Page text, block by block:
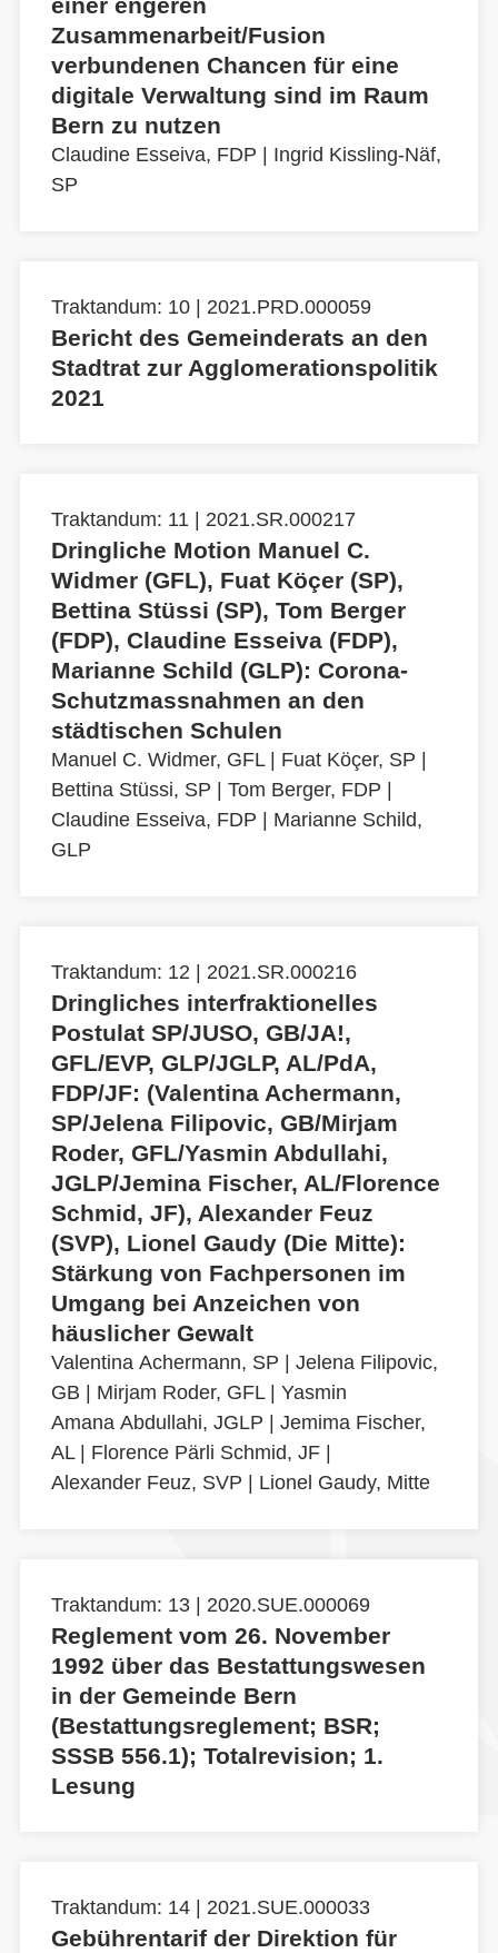
einer engeren
Zusammenarbeit/Fusion
verbundenen Chancen für eine
digitale Verwaltung sind im Raum
Bern zu nutzen
Claudine Esseiva, FDP
Ingrid Kissling-Näf,
SP
Traktandum: 10 | 2021.PRD.000059
Bericht des Gemeinderats an den
Stadtrat zur Agglomerationspolitik
2021
Traktandum: 11 | 2021.SR.000217
Dringliche Motion Manuel C.
Widmer (GFL), Fuat Köçer (SP),
Bettina Stüssi (SP), Tom Berger
(FDP), Claudine Esseiva (FDP),
Marianne Schild (GLP): Corona-
Schutzmassnahmen an den
städtischen Schulen
Manuel C. Widmer, GFL| Fuat Köçer, SP
Bettina Stüssi, SP
Tom Berger, FDP
Claudine Esseiva, FDP
Marianne Schild,
GLP
Traktandum: 12 | 2021.SR.000216
Dringliches interfraktionelles
Postulat SP/JUSO, GB/JA!,
GFL/EVP, GLP/JGLP, AL/PdA,
FDP/JF: (Valentina Achermann,
SP/Jelena Filipovic, GB/Mirjam
Roder, GFL/Yasmin Abdullahi,
JGLP/Jemina Fischer, AL/Florence
Schmid, JF), Alexander Feuz
(SVP), Lionel Gaudy (Die Mitte):
Stärkung von Fachpersonen im
Umgang bei Anzeichen von
häuslicher Gewalt
Valentina Achermann, SP
Jelena Filipovic,
GB
Mirjam Roder, GFL| Yasmin
Amana Abdullahi, JGLP
Jemima Fischer,
AL| Florence Pärli Schmid, JF
Alexander Feuz, SVP
Lionel Gaudy, Mitte
Traktandum: 13 | 2020.SUE.000069
Reglement vom 26. November
1992 über das Bestattungswesen
in der Gemeinde Bern
(Bestattungsreglement; BSR;
SSSB 556.1); Totalrevision; 1.
Lesung
Traktandum: 14 | 2021.SUE.000033
Gebührentarif der Direktion für